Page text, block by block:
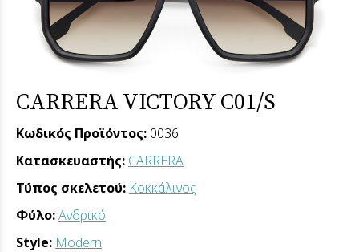
CARRERA VICTORY C01/S
Κωδικός Προϊόντος: 0036
Κατασκευαστής: CARRERA
Τύπος σκελετού: Κοκκάλινος
Φύλο:Ανδρικό
Style: Modern